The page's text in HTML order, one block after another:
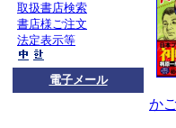
取扱書店検索
書店様ご注文
法定表示等
電子メール
か